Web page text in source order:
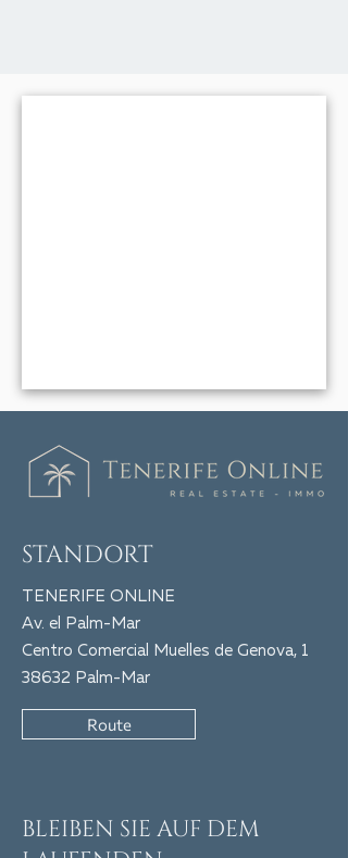
STANDORT
TENERIFE ONLINE
Av. el Palm-Mar
Centro Comercial Muelles de Genova, 1
38632 Palm-Mar
Route
BLEIBEN SIE AUF DEM